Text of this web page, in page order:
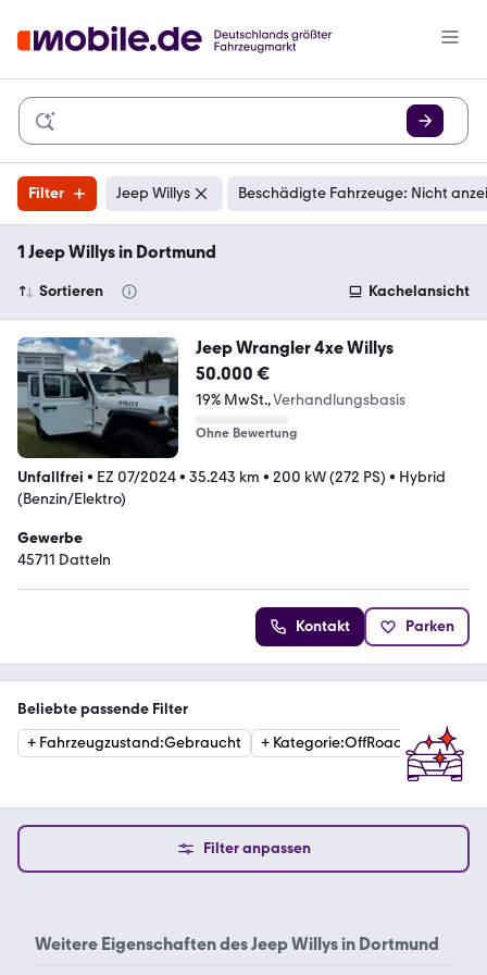
Filter Jeep Willys Beschädigte Fahrzeuge: Nicht
1 Jeep Willys in Dortmund
Sortieren Kachelansicht
Jeep Wrangler 4xe Willys
50.000 €
19% MwSt. Verhandlungsbasis
Ohne Bewertung
Unfallfrei • EZ 07/2024• 35.243 km • 200 kW (272 PS) • Hybrid
(Benzin/Elektro)
Gewerbe
45711 Datteln
Kontakt Parken
Beliebte passende Filter
+ Fahrzeugzustand:Gebraucht + Kategorie:OffRoad +
Filter anpassen
Weitere Eigenschaften desJeep Willys in Dortmund